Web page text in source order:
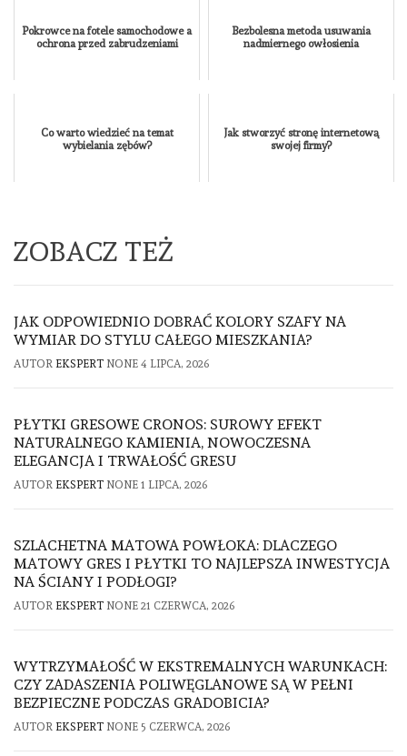
Pokrowce na fotele samochodowe a
ochrona przed zabrudzeniami
Bezbolesna metoda usuwania
nadmiernego owłosienia
Co warto wiedzieć na temat
wybielania zębów?
Jak stworzyć stronę internetową
swojej firmy?
ZOBACZ TEŻ
JAK ODPOWIEDNIO DOBRAĆ KOLORY SZAFY NA
WYMIAR DO STYLU CAŁEGO MIESZKANIA?
AUTOR EKSPERT NONE 4 LIPCA, 2026
PŁYTKI GRESOWE CRONOS: SUROWY EFEKT
NATURALNEGO KAMIENIA, NOWOCZESNA
ELEGANCJA I TRWAŁOŚĆ GRESU
AUTOR EKSPERT NONE 1 LIPCA, 2026
SZLACHETNA MATOWA POWŁOKA: DLACZEGO
MATOWY GRES I PŁYTKI TO NAJLEPSZA INWESTYCJA
NA ŚCIANY I PODŁOGI?
AUTOR EKSPERT NONE 21 CZERWCA, 2026
WYTRZYMAŁOŚĆ W EKSTREMALNYCH WARUNKACH:
CZY ZADASZENIA POLIWĘGLANOWE SĄ W PEŁNI
BEZPIECZNE PODCZAS GRADOBICIA?
AUTOR EKSPERT NONE 5 CZERWCA, 2026